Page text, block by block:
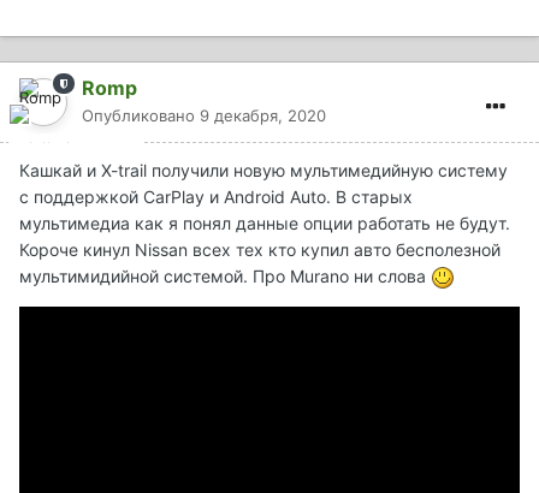
Romp
Опубликовано 9 декабря, 2020
Кашкай и X-trail получили новую мультимедийную систему
с поддержкой CarPlay и Android Auto. В старых
мультимедиа как я понял данные опции работать не будут.
Короче кинул Nissan всех тех кто купил авто бесполезной
мультимидийной системой. Про Murano ни слова